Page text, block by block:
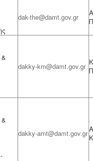
dak-the@damt.gov.gr
dakky-km@damt.gov.gr
dakky-amt@damt.gov.gr